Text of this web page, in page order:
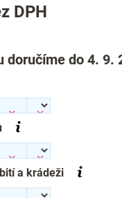
DPH
doručíme do 4. 9.
a krádeži